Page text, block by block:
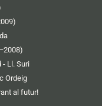
- Ll. Suri
Ordeig
al futur!